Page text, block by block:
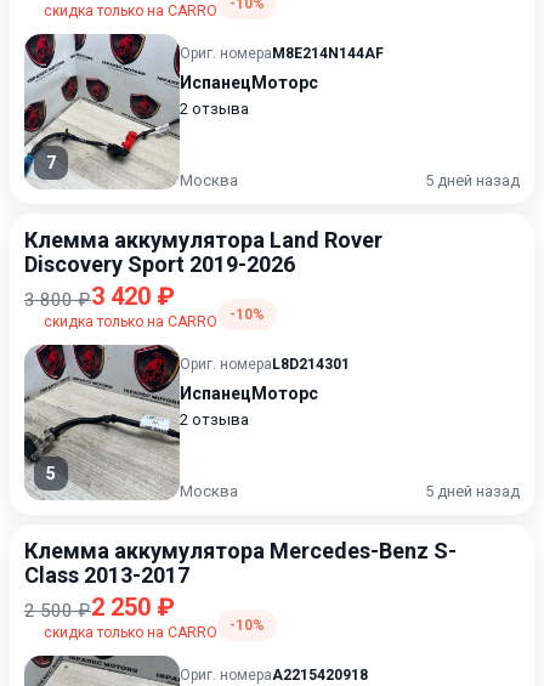
скидка только на CARRO -10%
7
Ориг. номера M8E214N144AF
ИспанецМоторс
2 отзыва
Москва 5 дней назад
Клемма аккумулятора Land Rover
Discovery Sport 2019-2026
3 800 ₽3 420 ₽
скидка только на CARRO -10%
5
Ориг. номера L8D214301
ИспанецМоторс
2 отзыва
Москва 5 дней назад
Клемма аккумулятора Mercedes-Benz S-
Class 2013-2017
2 500 ₽2 250 ₽
скидка только на CARRO -10%
Ориг. номераA2215420918